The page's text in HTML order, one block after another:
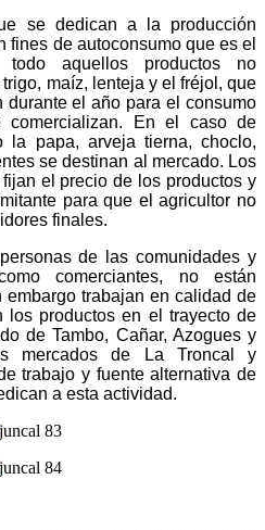
se dedican a la producción
fines de autoconsumo que es el
todo aquellos productos no
maíz, lenteja y el fréjol, que
durante el año para el consumo
En el caso de
la papa, arveja tierna, choclo,
se destinan al mercado. Los
el precio de los productos y
para que el agricultor no
finales.
de las comunidades y
comerciantes, no están
trabajan en calidad de
los productos en el trayecto de
de Tambo, Cañar, Azogues y
mercados de La Troncal y
trabajo y fuente alternativa de
a esta actividad.